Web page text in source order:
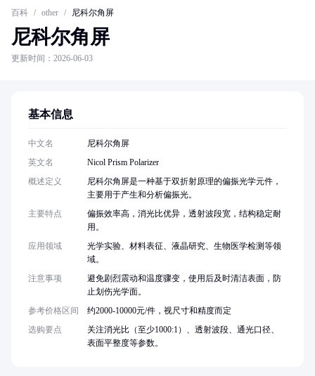
百科 / other / 尼科尔角屏
尼科尔角屏
更新时间：2026-06-03
基本信息
中文名
尼科尔角屏
英文名
Nicol Prism Polarizer
概述定义
尼科尔角屏是一种基于双折射原理的偏振光学元件，
主要用于产生和分析偏振光。
主要特点
偏振效率高，消光比优异，透射波段宽，结构稳定耐
用。
应用领域
光学实验、材料表征、液晶研究、生物医学检测等领
域。
注意事项
避免剧烈震动和温度骤变，使用后及时清洁表面，防
止划伤光学面。
参考价格区间
约2000-10000元/件，视尺寸和精度而定
选购要点
关注消光比（至少1000:1）、透射波段、通光口径、
表面平整度等参数。